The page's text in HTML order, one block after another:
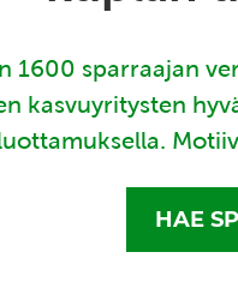
1600 sparraajan
kasvuyritysten
HAE